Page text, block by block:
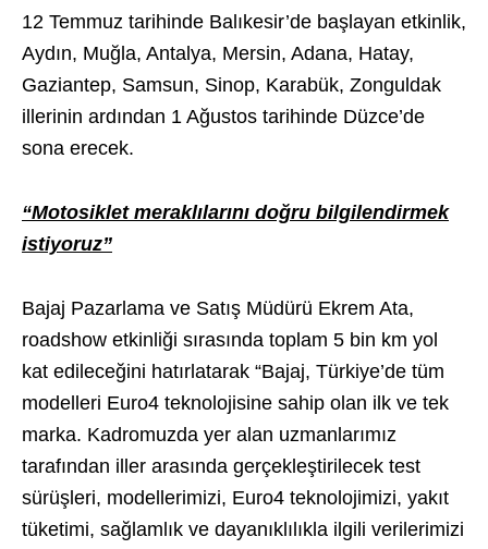
12 Temmuz tarihinde Balıkesir’de başlayan etkinlik,
Aydın, Muğla, Antalya, Mersin, Adana, Hatay,
Gaziantep, Samsun, Sinop, Karabük, Zonguldak
illerinin ardından 1 Ağustos tarihinde Düzce’de
sona erecek.
“Motosiklet meraklılarını doğru bilgilendirmek
istiyoruz”
Bajaj Pazarlama ve Satış Müdürü Ekrem Ata,
roadshow etkinliği sırasında toplam 5 bin km yol
kat edileceğini hatırlatarak “Bajaj, Türkiye’de tüm
modelleri Euro4 teknolojisine sahip olan ilk ve tek
marka. Kadromuzda yer alan uzmanlarımız
tarafından iller arasında gerçekleştirilecek test
sürüşleri, modellerimizi, Euro4 teknolojimizi, yakıt
tüketimi, sağlamlık ve dayanıklılıkla ilgili verilerimizi